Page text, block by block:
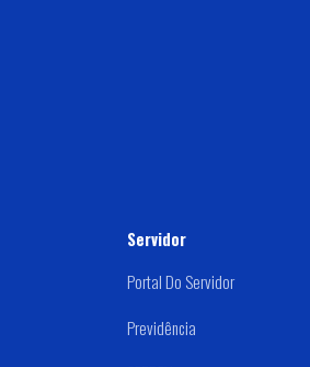
Servidor
Portal Do Servidor
Previdência